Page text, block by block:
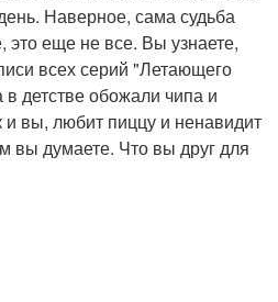
Наверное, сама судьба
это еще не все. Вы узнаете,
всех серий "Летающего
детстве обожали чипа и
и вы, любит пиццу и ненавидит
вы думаете. Что вы друг для